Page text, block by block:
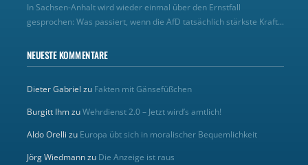
In Sachsen-Anhalt wird wieder einmal über den Ernstfall
gesprochen: Was passiert, wenn die AfD tatsächlich stärkste Kraft...
NEUESTE KOMMENTARE
Dieter Gabriel zu Fakten mit Gänsefüßchen
Burgitt IhmzuWehrdienst 2.0 – Jetzt wird’s amtlich!
Aldo Orelli zu Europa übt sich in moralischer Bequemlichkeit
Jörg Wiedmannzu Die Anzeige ist raus